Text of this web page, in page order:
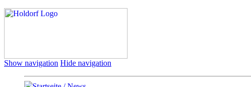
Show navigation Hide navigation